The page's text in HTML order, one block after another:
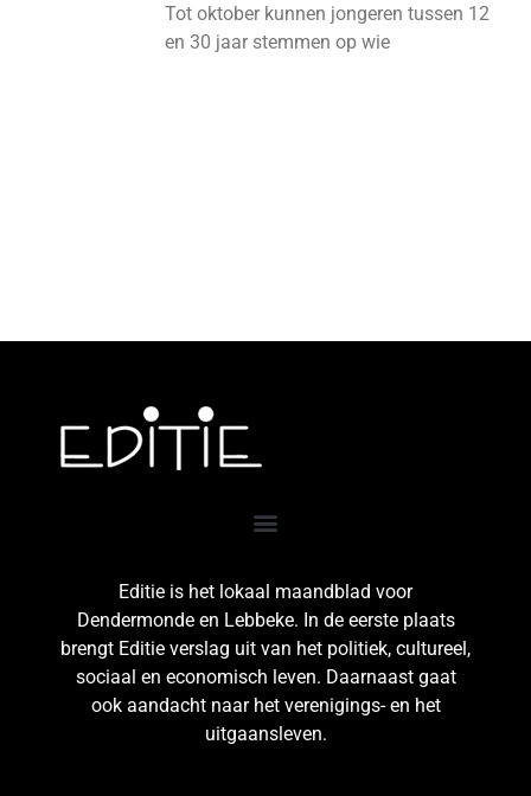
Tot oktober kunnen jongeren tussen 12
en 30 jaar stemmen op wie
Editie is het lokaal maandblad voor
Dendermonde en Lebbeke. In de eerste plaats
brengt Editie verslag uit van het politiek, cultureel,
sociaal en economisch leven. Daarnaast gaat
ook aandacht naar het verenigings- en het
uitgaansleven.